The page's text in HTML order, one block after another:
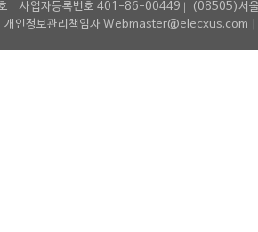
사업자등록번호 401-86-00449
(08505)서
개인정보관리책임자